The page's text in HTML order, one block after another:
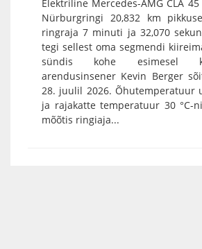
Elektriline Mercedes-AMG CLA
Nürburgringi 20,832 km
ringraja 7 minuti ja 32,070
tegi sellest oma segmendi
sündis kohe esimesel
arendusinsener Kevin Berger
28. juulil 2026. Õhutemperatuur
ja rajakatte temperatuur 30 °C-
mõõtis ringiaja...